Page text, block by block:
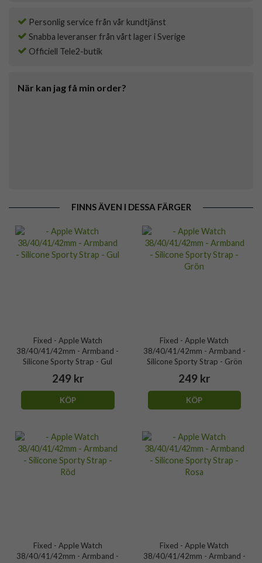
Personlig service från vår kundtjänst
Snabba leveranser från vårt lager i Sverige
Officiell Tele2-butik
När kan jag få min order?
FINNS ÄVEN I DESSA FÄRGER
Fixed - Apple Watch
38/40/41/42mm - Armband -
Silicone Sporty Strap - Gul
249 kr
KÖP
Fixed - Apple Watch
38/40/41/42mm - Armband -
Silicone Sporty Strap - Grön
249 kr
KÖP
Fixed - Apple Watch
38/40/41/42mm - Armband -
Fixed - Apple Watch
38/40/41/42mm - Armband -